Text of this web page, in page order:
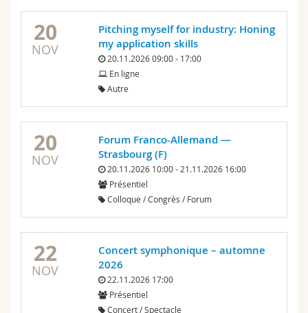
20
NOV
Pitching myself for industry: Honing
my application skills
20.11.2026 09:00 - 17:00
En ligne
Autre
20
NOV
Forum Franco-Allemand —
Strasbourg (F)
20.11.2026 10:00 - 21.11.2026 16:00
Présentiel
Colloque / Congrès / Forum
22
NOV
Concert symphonique – automne
2026
22.11.2026 17:00
Présentiel
Concert / Spectacle